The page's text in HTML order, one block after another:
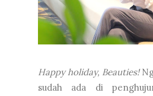
Happy holiday, Beauties!
sudah ada di